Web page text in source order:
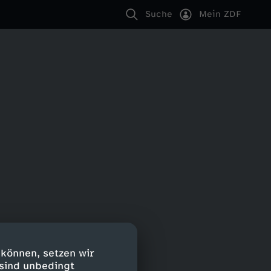
setzen wir
unbedingt
Suche Mein ZDF